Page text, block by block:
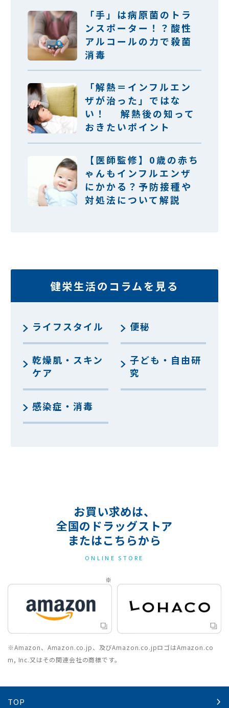
「手」は病原菌のトラ
ンスポーター！？酸性
アルコールの力で殺菌
消毒
「解熱＝インフルエン
ザが治った」ではな
い！ 解熱後の知って
おきたいポイント
【医師監修】0歳の赤ち
ゃんもインフルエンザ
にかかる？予防接種や
対処法について解説
健栄生活のコラムを見る
ライフスタイル 便秘
乾燥肌・スキン
ケア
子ども・自由研
究
感染症・消毒
お買い求めは、
全国のドラッグストア
またはこちらから
ONLINE STORE
※Amazon、Amazon.co.jp、及びAmazon.co.jpロゴはAmazon.co
m, Inc.又はその関連会社の商標です。
TOP